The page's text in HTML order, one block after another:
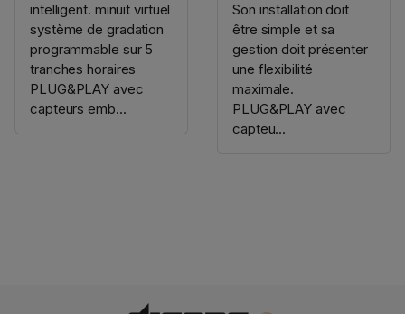
intelligent. minuit virtuel
système de gradation
programmable sur 5
tranches horaires
PLUG&PLAY avec
capteurs emb...
Son installation doit
être simple et sa
gestion doit présenter
une flexibilité
maximale.
PLUG&PLAY avec
capteu...